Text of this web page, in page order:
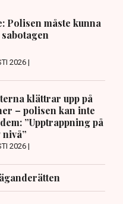
Polisen måste kunna
2026 |
klättrar upp på
– polisen kan inte
”Upptrappning på
2026 |